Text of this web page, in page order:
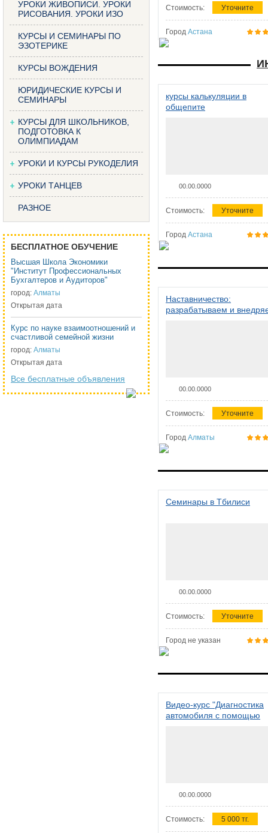
УРОКИ ЖИВОПИСИ. УРОКИ
РИСОВАНИЯ. УРОКИ ИЗО
КУРСЫ И СЕМИНАРЫ ПО
ЭЗОТЕРИКЕ
КУРСЫ ВОЖДЕНИЯ
ЮРИДИЧЕСКИЕ КУРСЫ И
СЕМИНАРЫ
КУРСЫ ДЛЯ ШКОЛЬНИКОВ,
ПОДГОТОВКА К
ОЛИМПИАДАМ
УРОКИ И КУРСЫ РУКОДЕЛИЯ
УРОКИ ТАНЦЕВ
РАЗНОЕ
БЕСПЛАТНОЕ ОБУЧЕНИЕ
Высшая Школа Экономики
"Институт Профессиональных
Бухгалтеров и Аудиторов"
город: Алматы
Открытая дата
Курс по науке взаимоотношений и
счастливой семейной жизни
город: Алматы
Открытая дата
Все бесплатные объявления
Стоимость: Уточните
Город Астана
курсы калькуляции в
общепите
00.00.0000
Стоимость: Уточните
Город Астана
Наставничество:
разрабатываем и
00.00.0000
Стоимость: Уточните
Город Алматы
Семинары в Тбилиси
00.00.0000
Стоимость: Уточните
Город не указан
Видео-курс "Диагностика
автомобиля с помощью
00.00.0000
Стоимость: 5 000 тг.